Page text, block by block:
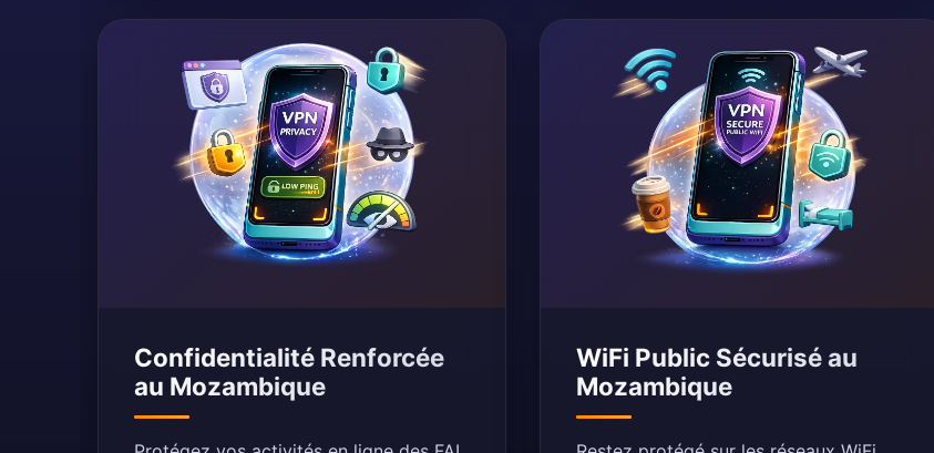
Confidentialité Renforcée
au Mozambique
WiFi Public Sécurisé au
Mozambique